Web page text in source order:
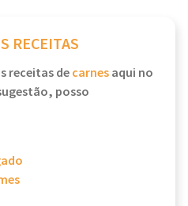
RECEITAS
receitas decarnesaqui no
posso